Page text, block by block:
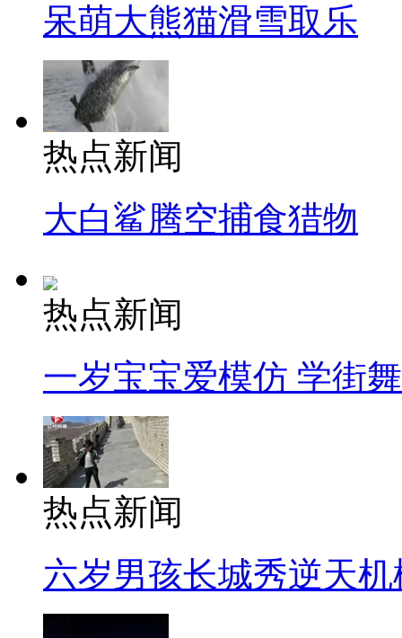
呆萌大熊猫滑雪取乐
热点新闻
大白鲨腾空捕食猎物
热点新闻
一岁宝宝爱模仿 学街
热点新闻
六岁男孩长城秀逆天机